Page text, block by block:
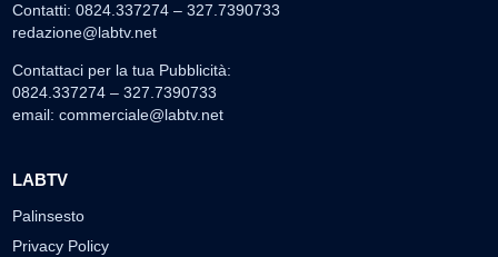
Contatti: 0824.337274 – 327.7390733
redazione@labtv.net
Contattaci per la tua Pubblicità:
0824.337274 – 327.7390733
email: commerciale@labtv.net
LABTV
Palinsesto
Privacy Policy